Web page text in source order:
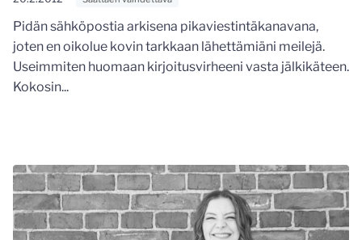
Pidän sähköpostia arkisena pikaviestintäkanavana,
joten en oikolue kovin tarkkaan lähettämiäni meilejä.
Useimmiten huomaan kirjoitusvirheeni vasta jälkikäteen.
Kokosin...